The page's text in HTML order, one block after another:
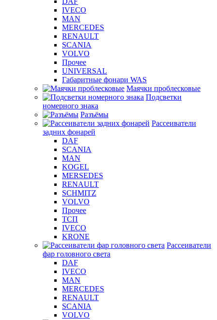
IVECO
MAN
MERCEDES
RENAULT
SCANIA
VOLVO
Прочее
UNIVERSAL
Габаритные фонари WAS
Маячки проблесковые
Подсветки
номерного знака
Разъёмы
Рассеиватели
задних фонарей
DAF
SCANIA
MAN
KOGEL
MERSEDES
RENAULT
SCHMITZ
VOLVO
Прочее
ТСП
IVECO
KRONE
Рассеиватели
фар головного света
DAF
IVECO
MAN
MERCEDES
RENAULT
SCANIA
VOLVO